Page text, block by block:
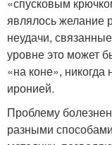
являлось желание
неудачи,
уровне это может
«на коне», никогда
иронией.
Проблему
разными